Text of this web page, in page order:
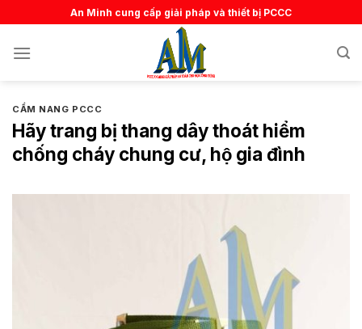
to
content
An Minh cung cấp giải pháp và thiết bị PCCC
CẨM NANG PCCC
Hãy trang bị thang dây thoát hiểm
chống cháy chung cư, hộ gia đình